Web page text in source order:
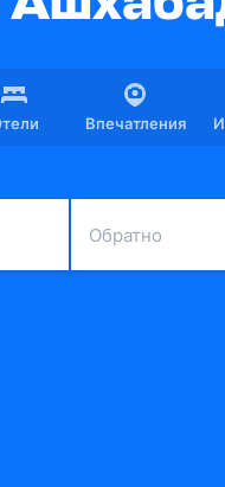
Впечатления
Обратно